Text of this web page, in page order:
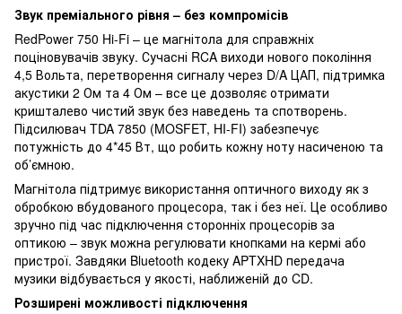
Звук преміального рівня – без компромісів
RedPower 750 Hi-Fi – це магнітола для справжніх
поціновувачів звуку. Сучасні RCA виходи нового покоління
4,5 Вольта, перетворення сигналу через D/A ЦАП, підтримка
акустики 2 Ом та 4 Ом – все це дозволяє отримати
кришталево чистий звук без наведень та спотворень.
Підсилювач TDA 7850 (MOSFET, HI-FI) забезпечує
потужність до 4*45 Вт, що робить кожну ноту насиченою та
об’ємною.
Магнітола підтримує використання оптичного виходу як з
обробкою вбудованого процесора, так і без неї. Це особливо
зручно під час підключення сторонніх процесорів за
оптикою – звук можна регулювати кнопками на кермі або
пристрої. Завдяки Bluetooth кодеку APTXHD передача
музики відбувається у якості, наближеній до CD.
Розширені можливості підключення